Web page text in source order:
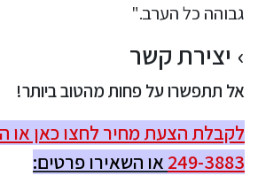
גבוהה כל הערב."
יצירת קשר
אל תתפשרו על פחות מהטוב ביותר!
249-3883 או השאירו פרטים: